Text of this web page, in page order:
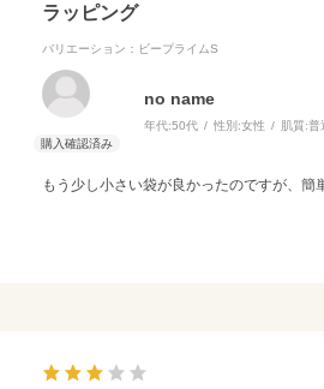
ラッピング
バリエーション：ビープライムS
no name
年代:50代 性別:女性 肌質:普
もう少し小さい袋が良かったのですが、簡